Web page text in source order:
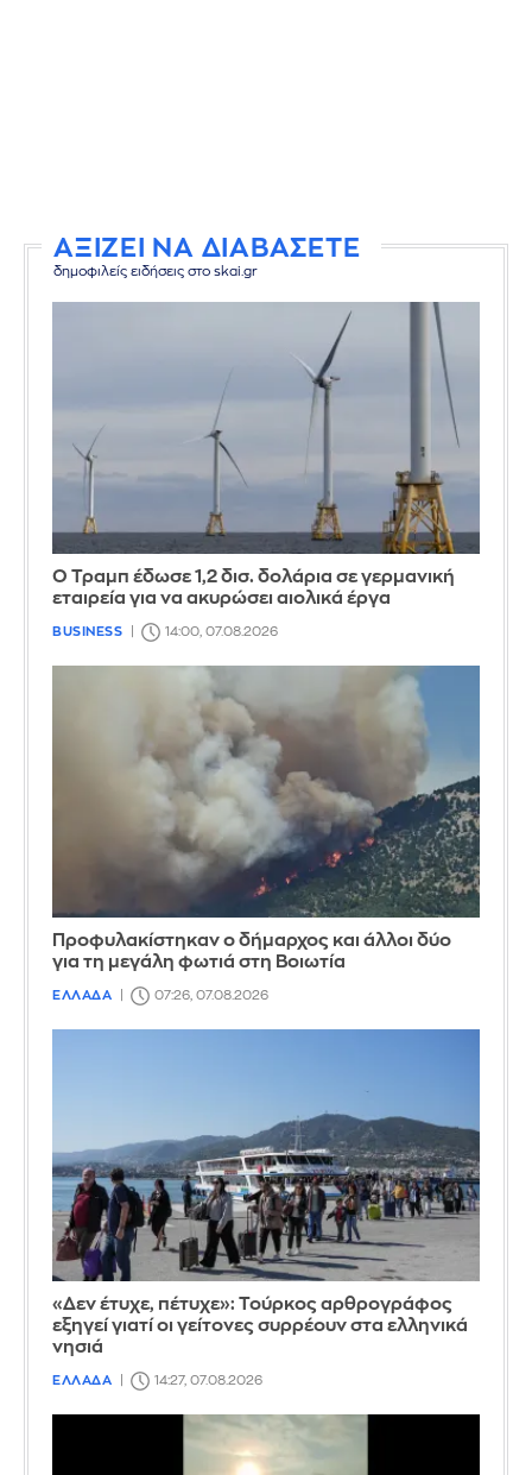
ΑΞΙΖΕΙ ΝΑ ΔΙΑΒΑΣΕΤΕ
δημοφιλείς ειδήσεις στο skai.gr
Ο Τραμπ έδωσε 1,2 δισ. δολάρια σε γερμανική
εταιρεία για να ακυρώσει αιολικά έργα
BUSINESS 14:00, 07.08.2026
Προφυλακίστηκαν ο δήμαρχος και άλλοι δύο
για τη μεγάλη φωτιά στη Βοιωτία
ΕΛΛΑΔΑ 07:26, 07.08.2026
«Δεν έτυχε, πέτυχε»: Τούρκος αρθρογράφος
εξηγεί γιατί οι γείτονες συρρέουν στα ελληνικά
νησιά
ΕΛΛΑΔΑ 14:27, 07.08.2026